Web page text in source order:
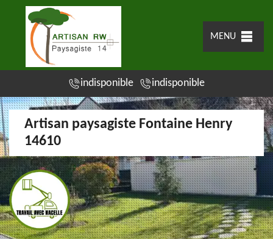
MENU
indisponible indisponible
Artisan paysagiste Fontaine Henry
14610